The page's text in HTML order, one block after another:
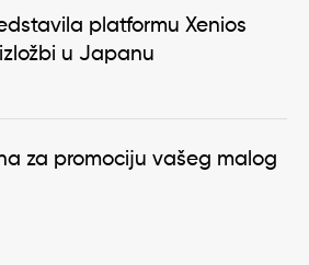
platformu Xenios
u Japanu
za promociju vašeg malog